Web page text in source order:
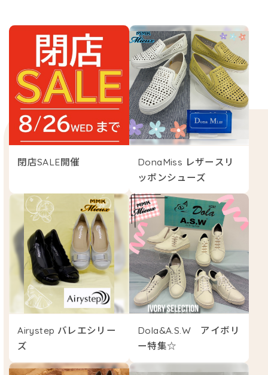
閉店SALE開催
DonaMiss レザースリ
ッポンシューズ
Airystep バレエシリー
ズ
Dola&A.S.W アイボリ
ー特集☆